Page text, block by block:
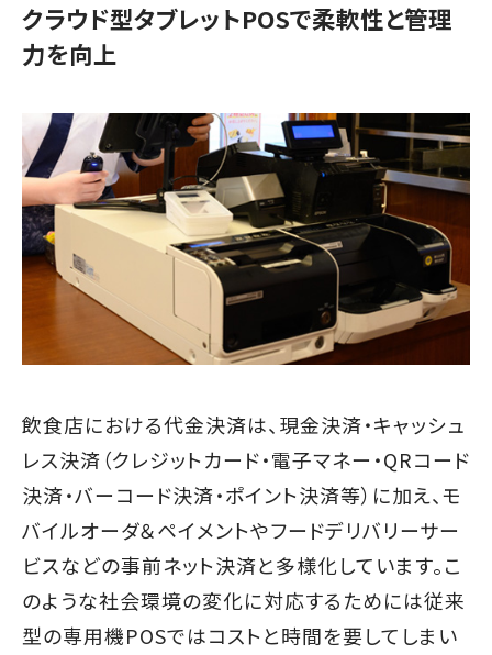
クラウド型タブレットPOSで柔軟性と管理
力を向上
飲食店における代金決済は、現金決済・キャッシュ
レス決済（クレジットカード・電子マネー・QRコード
決済・バーコード決済・ポイント決済等）に加え、モ
バイルオーダ＆ペイメントやフードデリバリーサー
ビスなどの事前ネット決済と多様化しています。こ
のような社会環境の変化に対応するためには従来
型の専用機POSではコストと時間を要してしまい